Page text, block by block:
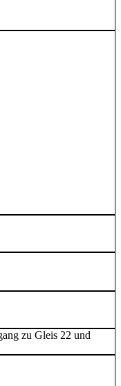
zu Gleis 22 und